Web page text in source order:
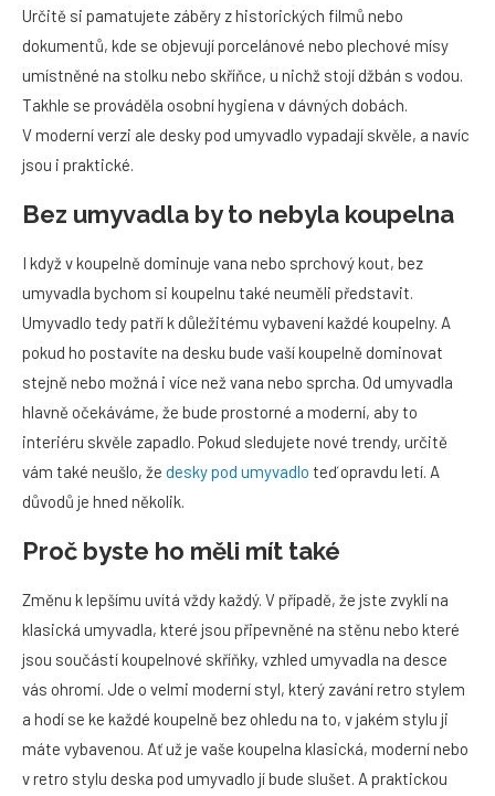
Určitě si pamatujete záběry z historických filmů nebo
dokumentů, kde se objevují porcelánové nebo plechové mísy
umístněné na stolku nebo skříňce, u nichž stojí džbán s vodou.
Takhle se prováděla osobní hygiena v dávných dobách.
V moderní verzi ale desky pod umyvadlo vypadají skvěle, a navíc
jsou i praktické.
Bez umyvadla by to nebyla koupelna
I když v koupelně dominuje vana nebo sprchový kout, bez
umyvadla bychom si koupelnu také neuměli představit.
Umyvadlo tedy patří k důležitému vybavení každé koupelny. A
pokud ho postavíte na desku bude vaší koupelně dominovat
stejně nebo možná i více než vana nebo sprcha. Od umyvadla
hlavně očekáváme, že bude prostorné a moderní, aby to
interiéru skvěle zapadlo. Pokud sledujete nové trendy, určitě
vám také neušlo, že desky pod umyvadlo teď opravdu letí. A
důvodů je hned několik.
Proč byste ho měli mít také
Změnu k lepšímu uvítá vždy každý. V případě, že jste zvyklí na
klasická umyvadla, které jsou připevněné na stěnu nebo které
jsou součástí koupelnové skříňky, vzhled umyvadla na desce
vás ohromí. Jde o velmi moderní styl, který zavání retro stylem
a hodí se ke každé koupelně bez ohledu na to, v jakém stylu ji
máte vybavenou. Ať už je vaše koupelna klasická, moderní nebo
v retro stylu deska pod umyvadlo jí bude slušet. A praktickou